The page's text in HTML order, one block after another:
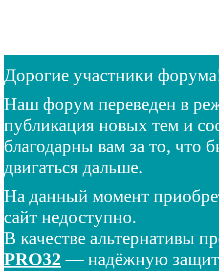
Дорогие участники
Наш форум переведен в
публикация новых тем и
благодарны вам за то, что
двигаться дальше.
На данный момент
сайт недоступно.
В качестве альтернативы
PRO32 — надёжную